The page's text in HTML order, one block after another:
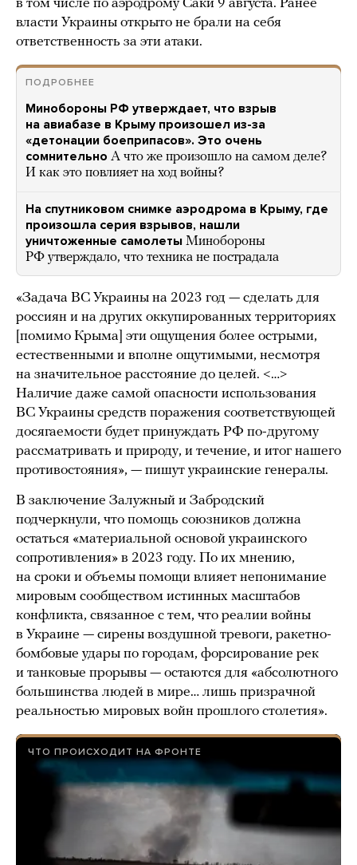
в том числе по аэродрому Саки 9 августа. Ранее
власти Украины открыто не брали на себя
ответственность за эти атаки.
ПОДРОБНЕЕ
Минобороны РФ утверждает, что взрыв
на авиабазе в Крыму произошел из-за
«детонации боеприпасов». Это очень
сомнительно А что же произошло на самом деле?
И как это повлияет на ход войны?
На спутниковом снимке аэродрома в Крыму, где
произошла серия взрывов, нашли
уничтоженные самолеты Минобороны
РФ утверждало, что техника не пострадала
«Задача ВС Украины на 2023 год — сделать для
россиян и на других оккупированных территориях
[помимо Крыма] эти ощущения более острыми,
естественными и вполне ощутимыми, несмотря
на значительное расстояние до целей. <…>
Наличие даже самой опасности использования
ВС Украины средств поражения соответствующей
досягаемости будет принуждать РФ по-другому
рассматривать и природу, и течение, и итог нашего
противостояния», — пишут украинские генералы.
В заключение Залужный и Забродский
подчеркнули, что помощь союзников должна
остаться «материальной основой украинского
сопротивления» в 2023 году. По их мнению,
на сроки и объемы помощи влияет непонимание
мировым сообществом истинных масштабов
конфликта, связанное с тем, что реалии войны
в Украине — сирены воздушной тревоги, ракетно-
бомбовые удары по городам, форсирование рек
и танковые прорывы — остаются для «абсолютного
большинства людей в мире… лишь призрачной
реальностью мировых войн прошлого столетия».
ЧТО ПРОИСХОДИТ НА ФРОНТЕ